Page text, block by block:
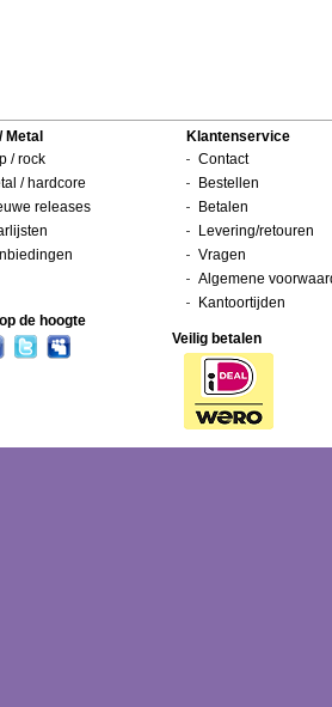
Metal
/ rock
/ hardcore
releases
Klantenservice
Contact
Bestellen
Betalen
Levering/retouren
Vragen
Algemene
Kantoortijden
de hoogte
Veilig betalen